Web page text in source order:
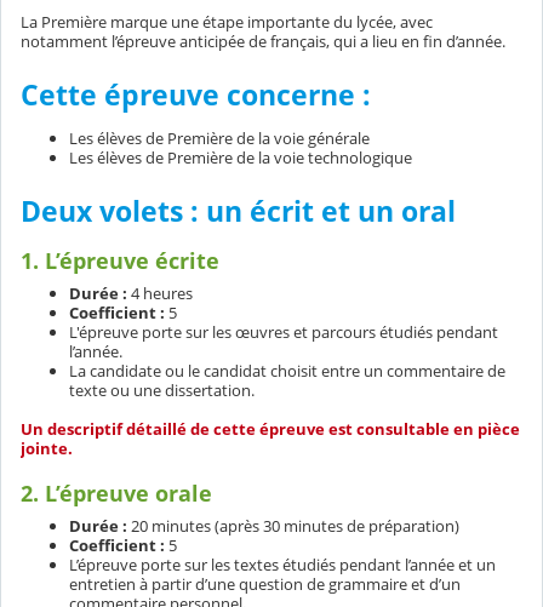
La Première marque une étape importante du lycée, avec
notamment l’épreuve anticipée de français, qui a lieu en fin d’année.
Cette épreuve concerne :
Les élèves de Première de la voie générale
Les élèves de Première de la voie technologique
Deux volets : un écrit et un oral
1. L’épreuve écrite
Durée : 4 heures
Coefficient : 5
L'épreuve porte sur les œuvres et parcours étudiés pendant
l’année.
La candidate ou le candidat choisit entre un commentaire de
texte ou une dissertation.
Un descriptif détaillé de cette épreuve est consultable en pièce
jointe.
2. L’épreuve orale
Durée : 20 minutes (après 30 minutes de préparation)
Coefficient : 5
L’épreuve porte sur les textes étudiés pendant l’année et un
entretien à partir d’une question de grammaire et d’un